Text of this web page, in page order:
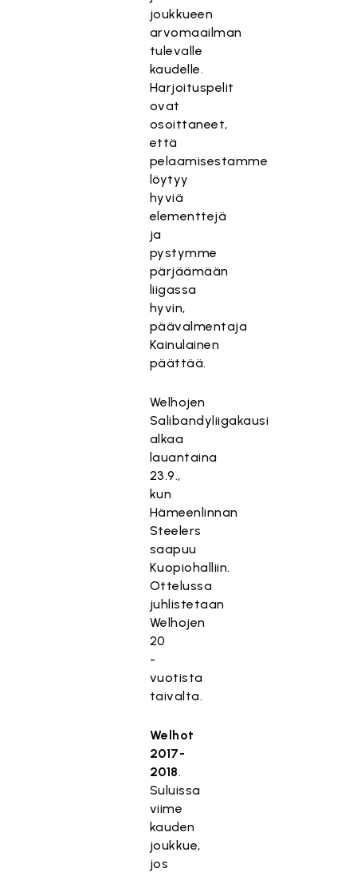
joukkueen
arvomaailman
tulevalle
kaudelle.
Harjoituspelit
ovat
osoittaneet,
että
pelaamisestamme
löytyy
hyviä
elementtejä
ja
pystymme
pärjäämään
liigassa
hyvin,
päävalmentaja
Kainulainen
päättää.
Welhojen
Salibandyliigakausi
alkaa
lauantaina
23.9.,
kun
Hämeenlinnan
Steelers
saapuu
Kuopiohalliin.
Ottelussa
juhlistetaan
Welhojen
20
-
vuotista
taivalta.
Welhot
2017-
2018.
Suluissa
viime
kauden
joukkue,
jos